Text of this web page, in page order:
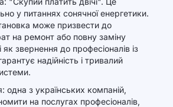
у питаннях сонячної енергетики.
може призвести до
на ремонт або повну заміну
звернення до професіоналів із
надійність і тривалий
одна з українських компаній,
на послугах професіоналів,